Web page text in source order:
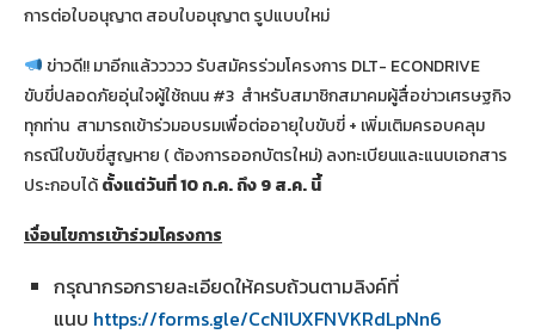
การต่อใบอนุญาต สอบใบอนุญาต รูปแบบใหม่
ข่าวดี!! มาอีกแล้ววววว รับสมัครร่วมโครงการ DLT- ECONDRIVE
ขับขี่ปลอดภัยอุ่นใจผู้ใช้ถนน #3 สำหรับสมาชิกสมาคมผู้สื่อข่าวเศรษฐกิจ
ทุกท่าน สามารถเข้าร่วมอบรมเพื่อต่ออายุใบขับขี่ + เพิ่มเติมครอบคลุม
กรณีใบขับขี่สูญหาย ( ต้องการออกบัตรใหม่) ลงทะเบียนและแนบเอกสาร
ประกอบได้ตั้งแต่วันที่ 10 ก.ค. ถึง 9 ส.ค. นี้
เงื่อนไขการเข้าร่วมโครงการ
กรุณากรอกรายละเอียดให้ครบถ้วนตามลิงค์ที่
แนบ https://forms.gle/CcN1UXFNVKRdLpNn6